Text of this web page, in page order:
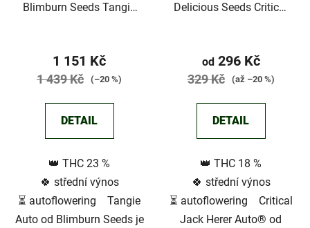
Blimburn Seeds Tangie
hodnocení
produktu
z
hvězdiček.
1 151 Kč
1 439 Kč (–20 %)
DETAIL
👑 THC 23 %
🍀 střední výnos
⏳ autoflowering Tangie
Auto od Blimburn Seeds je
Delicious Seeds Critical
od296 Kč
329 Kč (až –20 %)
DETAIL
👑 THC 18 %
🍀 střední výnos
⏳ autoflowering Critical
Jack Herer Auto® od